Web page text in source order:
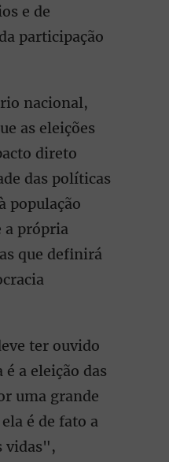
e de
participação
nacional,
as eleições
direto
das políticas
população
a própria
que definirá
ter ouvido
é a eleição das
uma grande
é de fato a
vidas",